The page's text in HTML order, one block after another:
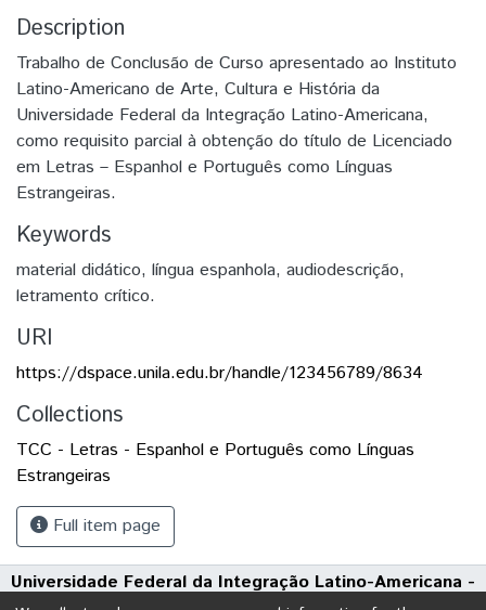
Description
Trabalho de Conclusão de Curso apresentado ao Instituto
Latino-Americano de Arte, Cultura e História da
Universidade Federal da Integração Latino-Americana,
como requisito parcial à obtenção do título de Licenciado
em Letras – Espanhol e Português como Línguas
Estrangeiras.
Keywords
material didático, língua espanhola, audiodescrição,
letramento crítico.
URI
https://dspace.unila.edu.br/handle/123456789/8634
Collections
TCC - Letras - Espanhol e Português como Línguas
Estrangeiras
Full item page
Universidade Federal da Integração Latino-Americana -